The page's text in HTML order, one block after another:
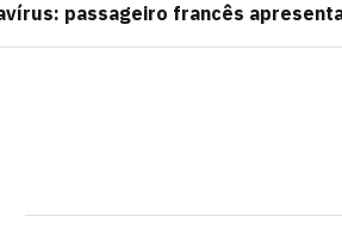
passageiro francês